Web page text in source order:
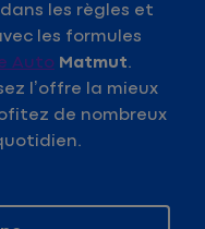
dans les règles et
les formules
Auto Matmut.
l’offre la mieux
de nombreux